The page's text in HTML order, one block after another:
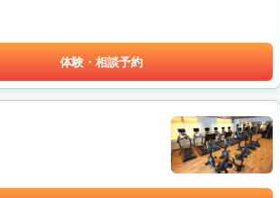
体験・相談予約